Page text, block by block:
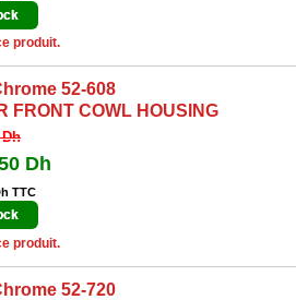
produit.
52-608
FRONT COWL HOUSING
Dh
TTC
produit.
52-720